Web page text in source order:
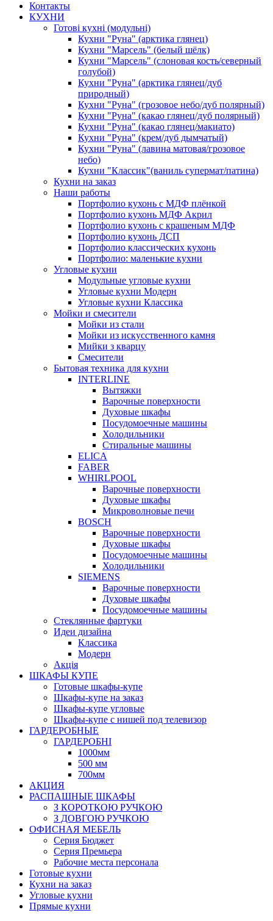
Контакты
КУХНИ
Готові кухні (модульні)
Кухни "Руна" (арктика глянец)
Кухни "Марсель" (белый шёлк)
Кухни "Марсель" (слоновая кость/северный
голубой)
Кухни "Руна" (арктика глянец/дуб
природный)
Кухни "Руна" (грозовое небо/дуб полярный)
Кухни "Руна" (какао глянец/дуб полярный)
Кухни "Руна" (какао глянец/макиато)
Кухни "Руна" (крем/дуб дымчатый)
Кухни "Руна" (лавина матовая/грозовое
небо)
Кухни "Классик"(ваниль супермат/патина)
Кухни на заказ
Наши работы
Портфолио кухонь с МДФ плёнкой
Портфолио кухонь МДФ Акрил
Портфолио кухонь с крашеным МДФ
Портфолио кухонь ДСП
Портфолио классических кухонь
Портфолио: маленькие кухни
Угловые кухни
Модульные угловые кухни
Угловые кухни Модерн
Угловые кухни Классика
Мойки и смесители
Мойки из стали
Мойки из искусственного камня
Мийки з кварцу
Смесители
Бытовая техника для кухни
INTERLINE
Вытяжки
Варочные поверхности
Духовые шкафы
Посудомоечные машины
Холодильники
Стиральные машины
ELICA
FABER
WHIRLPOOL
Варочные поверхности
Духовые шкафы
Микроволновые печи
BOSCH
Варочные поверхности
Духовые шкафы
Посудомоечные машины
Холодильники
SIEMENS
Варочные поверхности
Духовые шкафы
Посудомоечные машины
Стеклянные фартуки
Идеи дизайна
Класcика
Модерн
Акція
ШКАФЫ КУПЕ
Готовые шкафы-купе
Шкафы-купе на заказ
Шкафы-купе угловые
Шкафы-купе с нишей под телевизор
ГАРДЕРОБНЫЕ
ГАРДЕРОБНІ
1000мм
500 мм
700мм
АКЦИЯ
РАСПАШНЫЕ ШКАФЫ
З КОРОТКОЮ РУЧКОЮ
З ДОВГОЮ РУЧКОЮ
ОФИСНАЯ МЕБЕЛЬ
Серия Бюджет
Серия Премьера
Рабочие места персонала
Готовые кухни
Кухни на заказ
Угловые кухни
Прямые кухни